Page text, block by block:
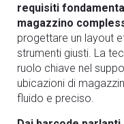
requisiti
magazzino
progettare un layout
strumenti giusti. La
ruolo chiave nel
ubicazioni di
fluido e preciso.